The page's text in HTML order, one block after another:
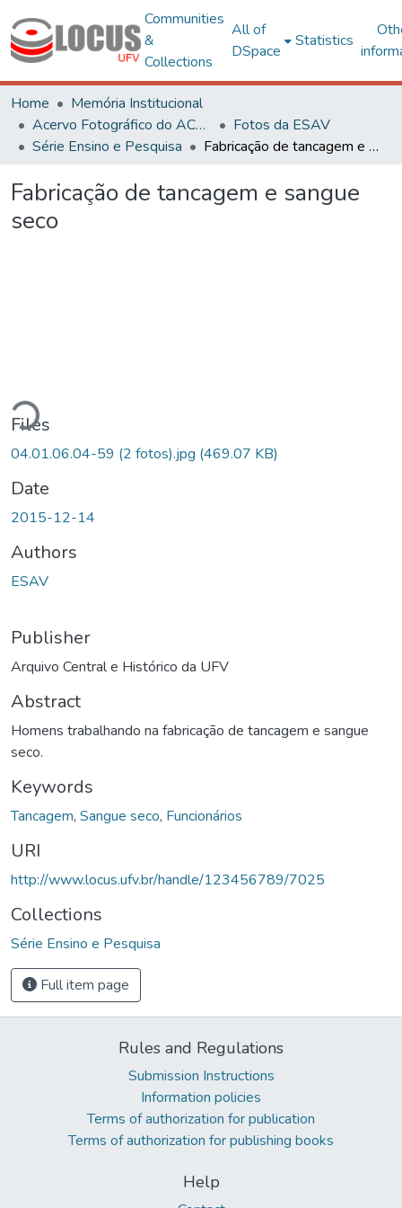
Communities
&
Collections
All of
DSpace
Statistics
Home
Memória Institucional
Acervo Fotográfico do ACH-UFV
Fotos da ESAV
Série Ensino e Pesquisa
Fabricação de tancagem e sangue seco
Fabricação de tancagem e sangue
seco
Files
04.01.06.04-59 (2 fotos).jpg (469.07 KB)
Date
2015-12-14
Authors
ESAV
Publisher
Arquivo Central e Histórico da UFV
Abstract
Homens trabalhando na fabricação de tancagem e sangue
seco.
Keywords
Tancagem, Sangue seco, Funcionários
URI
http://www.locus.ufv.br/handle/123456789/7025
Collections
Série Ensino e Pesquisa
Full item page
Rules and Regulations
Submission Instructions
Information policies
Terms of authorization for publication
Terms of authorization for publishing books
Help